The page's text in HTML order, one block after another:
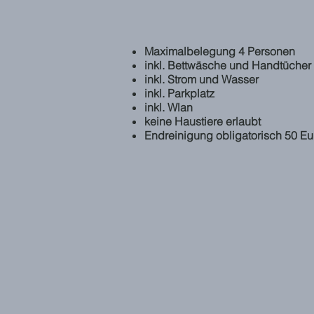
Maximalbelegung 4 Personen
inkl. Bettwäsche und Handtücher
inkl. Strom und Wasser
inkl. Parkplatz
inkl. Wlan
keine Haustiere erlaubt
Endreinigung obligatorisch 50